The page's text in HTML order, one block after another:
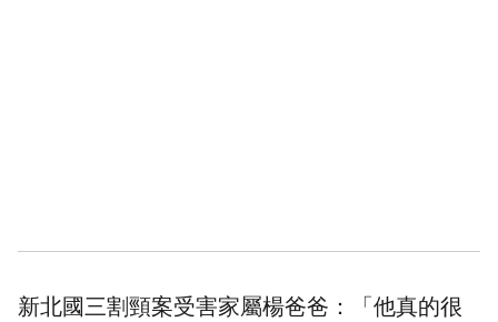
新北國三割頸案受害家屬楊爸爸：「他真的很